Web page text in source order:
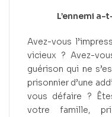
L’ennemi
Avez-vous
vicieux ? Avez-
guérison qui ne
prisonnier d’une
vous défaire ?
votre famille,